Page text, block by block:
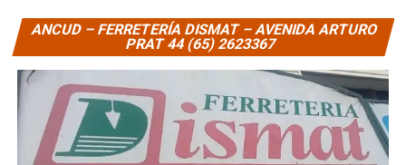
ANCUD – FERRETERÍA DISMAT – AVENIDA ARTURO
PRAT 44 (65) 2623367